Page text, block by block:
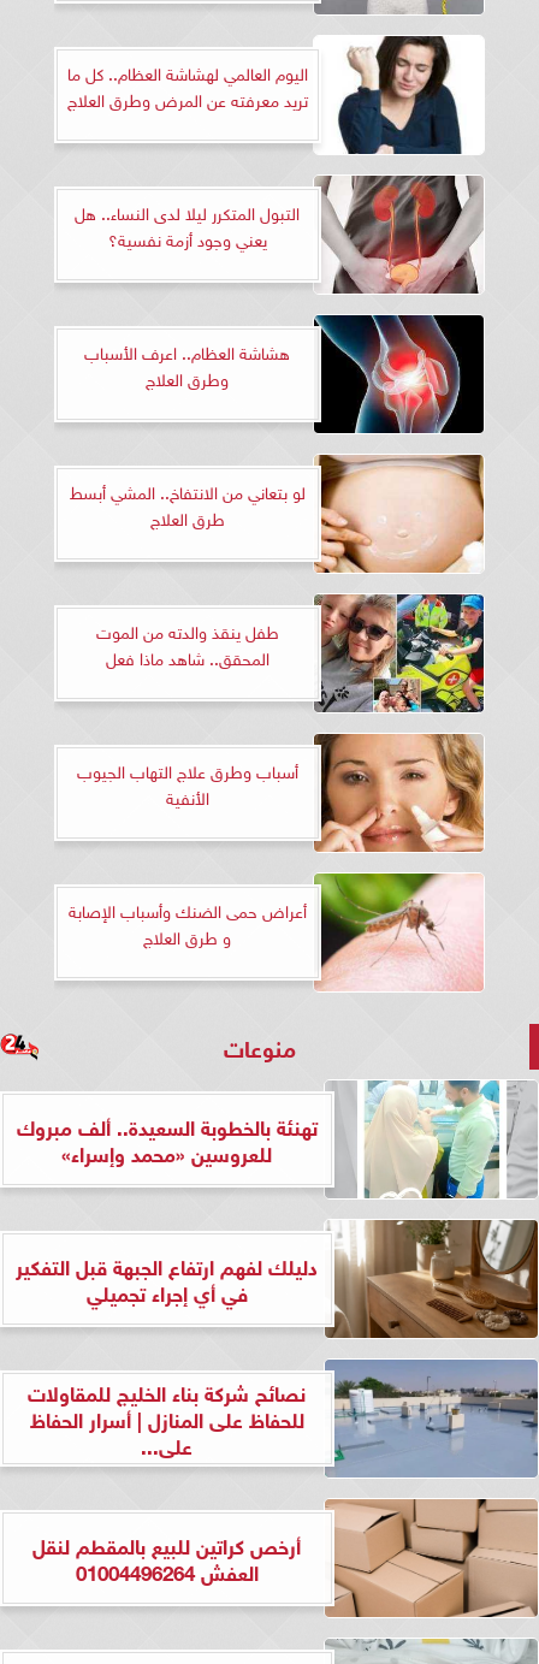
اليوم العالمي لهشاشة العظام.. كل ما
تريد معرفته عن المرض وطرق العلاج
التبول المتكرر ليلا لدى النساء.. هل
يعني وجود أزمة نفسية؟
هشاشة العظام.. اعرف الأسباب
وطرق العلاج
لو بتعاني من الانتفاخ.. المشي أبسط
طرق العلاج
طفل ينقذ والدته من الموت
المحقق.. شاهد ماذا فعل
أسباب وطرق علاج التهاب الجيوب
الأنفية
أعراض حمى الضنك وأسباب الإصابة
و طرق العلاج
منوعات
تهنئة بالخطوبة السعيدة.. ألف مبروك
للعروسين «محمد وإسراء»
دليلك لفهم ارتفاع الجبهة قبل التفكير
في أي إجراء تجميلي
نصائح شركة بناء الخليج للمقاولات
للحفاظ على المنازل | أسرار الحفاظ
على...
أرخص كراتين للبيع بالمقطم لنقل
العفش 01004496264